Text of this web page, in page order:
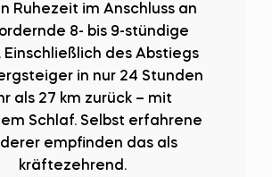
Ruhezeit im Anschluss an
8- bis 9-stündige
Einschließlich des Abstiegs
in nur 24 Stunden
als 27 km zurück – mit
Schlaf. Selbst erfahrene
empfinden das als
kräftezehrend.